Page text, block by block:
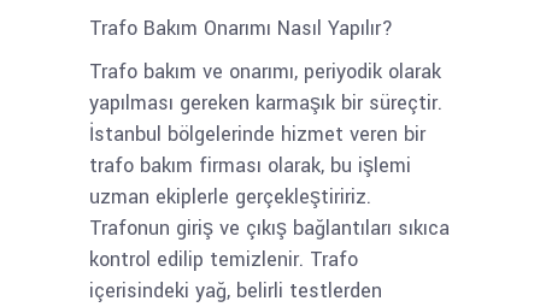
Trafo Bakım Onarımı Nasıl Yapılır?
Trafo bakım ve onarımı, periyodik olarak
yapılması gereken karmaşık bir süreçtir.
İstanbul bölgelerinde hizmet veren bir
trafo bakım firması olarak, bu işlemi
uzman ekiplerle gerçekleştiririz.
Trafonun giriş ve çıkış bağlantıları sıkıca
kontrol edilip temizlenir. Trafo
içerisindeki yağ, belirli testlerden